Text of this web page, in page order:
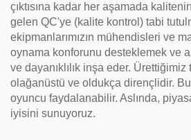
çıktısına kadar her aşamada
gelen QC'ye (kalite kontrol) tabi
ekipmanlarımızın mühendisleri ve
oynama konforunu desteklemek ve
ve dayanıklılık inşa eder. Ürettiğimiz
olağanüstü ve oldukça dirençlidir.
oyuncu faydalanabilir. Aslında,
iyisini sunuyoruz.